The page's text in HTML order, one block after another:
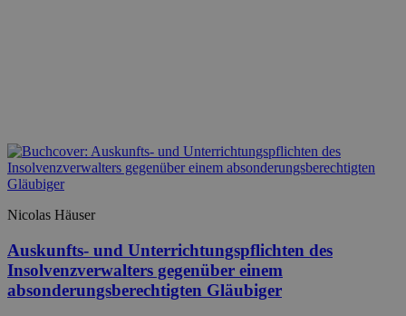
Nicolas Häuser
Auskunfts- und Unterrichtungspflichten des
Insolvenzverwalters gegenüber einem
absonderungsberechtigten Gläubiger